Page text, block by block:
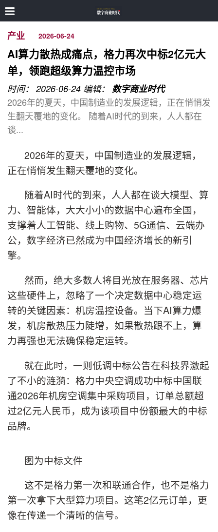
产业 2026-06-24
AI算力散热成痛点，格力再次中标2亿元大
单，领跑超级算力温控市场
时间： 2026-06-24 编辑： 数字商业时代
2026年的夏天，中国制造业的发展逻辑，正在悄悄发
生翻天覆地的变化。 随着AI时代的到来，人人都在
谈...
2026年的夏天，中国制造业的发展逻辑，
正在悄悄发生翻天覆地的变化。
随着AI时代的到来，人人都在谈大模型、算
力、智能体，大大小小的数据中心遍布全国，
支撑着人工智能、线上购物、5G通信、云端办
公，数字经济已然成为中国经济增长的新引
擎。
然而，绝大多数人将目光放在服务器、芯片
这些硬件上，忽略了一个决定数据中心稳定运
转的关键因素：机房温控设备。当下AI算力爆
发，机房散热压力陡增，如果散热跟不上，算
力再强也无法确保稳定运转。
就在此时，一则低调中标公告在科技界激起
了不小的涟漪：格力中央空调成功中标中国联
通2026年机房空调集中采购项目，订单总额超
过2亿元人民币，成为该项目中份额最大的中标
品牌。
图为中标文件
这不是格力第一次和联通合作，也不是格力
第一次拿下大型算力项目。这笔2亿元订单，更
像在传递一个清晰的信号。